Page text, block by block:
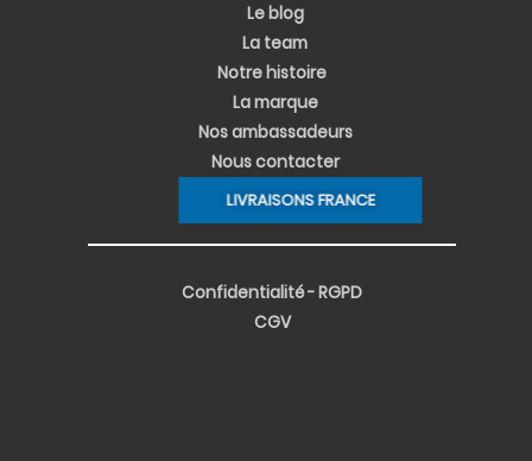
Le blog
La team
Notre histoire
La marque
Nos ambassadeurs
Nous contacter
LIVRAISONS FRANCE
Confidentialité - RGPD
CGV